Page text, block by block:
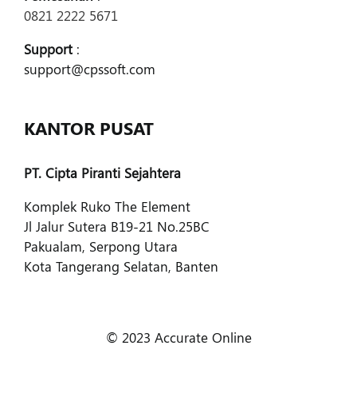
0821 2222 5671
Support:
support@cpssoft.com
KANTOR PUSAT
PT. Cipta Piranti Sejahtera
Komplek Ruko The Element
Jl Jalur Sutera B19-21 No.25BC
Pakualam, Serpong Utara
Kota Tangerang Selatan, Banten
© 2023 Accurate Online